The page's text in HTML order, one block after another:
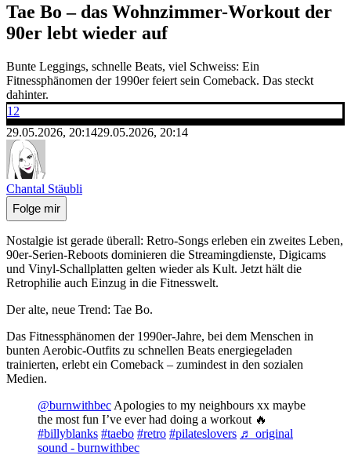
Tae Bo – das Wohnzimmer-Workout der
90er lebt wieder auf
Bunte Leggings, schnelle Beats, viel Schweiss: Ein
Fitnessphänomen der 1990er feiert sein Comeback. Das steckt
dahinter.
12
29.05.2026, 20:1429.05.2026, 20:14
Chantal Stäubli
Folge mir
Nostalgie ist gerade überall: Retro-Songs erleben ein zweites Leben,
90er-Serien-Reboots dominieren die Streamingdienste, Digicams
und Vinyl-Schallplatten gelten wieder als Kult. Jetzt hält die
Retrophilie auch Einzug in die Fitnesswelt.
Der alte, neue Trend: Tae Bo.
Das Fitnessphänomen der 1990er-Jahre, bei dem Menschen in
bunten Aerobic-Outfits zu schnellen Beats energiegeladen
trainierten, erlebt ein Comeback – zumindest in den sozialen
Medien.
@burnwithbec Apologies to my neighbours xx maybe
the most fun I’ve ever had doing a workout 🔥
#billyblanks #taebo #retro #pilateslovers ♬ original
sound - burnwithbec